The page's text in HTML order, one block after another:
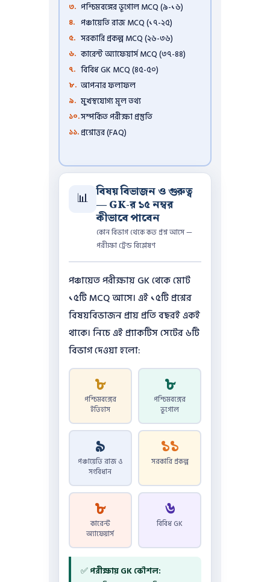
পশ্চিমবঙ্গের ভূগোল MCQ (৯-১৬)
পঞ্চায়েতি রাজ MCQ (১৭-২৫)
সরকারি প্রকল্প MCQ (২৬-৩৬)
কারেন্ট অ্যাফেয়ার্স MCQ (৩৭-৪৪)
বিবিধ GK MCQ (৪৫-৫০)
আপনার ফলাফল
মুখস্থযোগ্য মূল তথ্য
সম্পর্কিত পরীক্ষা প্রস্তুতি
প্রশ্নোত্তর (FAQ)
📊 বিষয় বিভাজন ও গুরুত্ব
— GK-র ১৫ নম্বর
কীভাবে পাবেন
কোন বিভাগ থেকে কত প্রশ্ন আসে —
পরীক্ষা ট্রেন্ড বিশ্লেষণ
পঞ্চায়েত পরীক্ষায় GK থেকে মোট
১৫টি MCQ আসে। এই ১৫টি প্রশ্নের
বিষয়বিভাজন প্রায় প্রতি বছরই একই
থাকে। নিচে এই প্র্যাকটিস সেটের ৬টি
বিভাগ দেওয়া হলো:
৮
পশ্চিমবঙ্গের
ইতিহাস
৮
পশ্চিমবঙ্গের
ভূগোল
৯
পঞ্চায়েতি রাজ ও
সংবিধান
১১
সরকারি প্রকল্প
৮
কারেন্ট
অ্যাফেয়ার্স
৬
বিবিধ GK
✅পরীক্ষায় GK কৌশল: